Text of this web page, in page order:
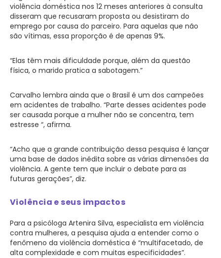
violência doméstica nos 12 meses anteriores à consulta
disseram que recusaram proposta ou desistiram do
emprego por causa do parceiro. Para aquelas que não
são vítimas, essa proporção é de apenas 9%.
“Elas têm mais dificuldade porque, além da questão
física, o marido pratica a sabotagem.”
Carvalho lembra ainda que o Brasil é um dos campeões
em acidentes de trabalho. “Parte desses acidentes pode
ser causada porque a mulher não se concentra, tem
estresse “, afirma.
“Acho que a grande contribuição dessa pesquisa é lançar
uma base de dados inédita sobre as várias dimensões da
violência. A gente tem que incluir o debate para as
futuras gerações”, diz.
Violência e seus impactos
Para a psicóloga Artenira Silva, especialista em violência
contra mulheres, a pesquisa ajuda a entender como o
fenômeno da violência doméstica é “multifacetado, de
alta complexidade e com muitas especificidades”.